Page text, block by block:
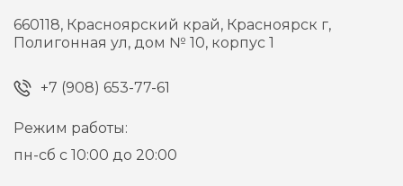
660118, Красноярский край, Красноярск г,
Полигонная ул, дом № 10, корпус 1
+7 (908) 653-77-61
Режим работы:
пн-сб с 10:00 до 20:00